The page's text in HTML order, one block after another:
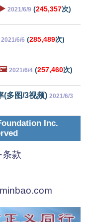
2021/6/9 (245,357次)
2021/6/6 (285,489次)
2021/6/4 (257,460次)
(多图/3视频) 2021/6/3
Inc.
条款